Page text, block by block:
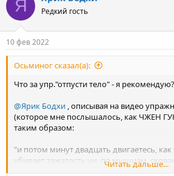
Я Редкий гость
10 фев 2022
Осьминог сказал(а):
Что за упр."отпусти тело" - я
@Ярик Бодхи , описывая на видео
(которое мне послышалось, как ЧЖЕН
таким образом:
"и потом минут двадцать двигаетесь, как
убирает зажатость ци, по мышцам,
Читать дальше...